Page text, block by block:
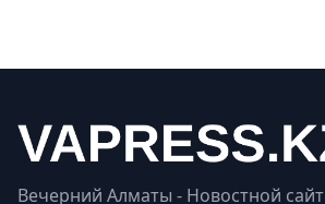
Вечерний Алматы - Новостной сайт